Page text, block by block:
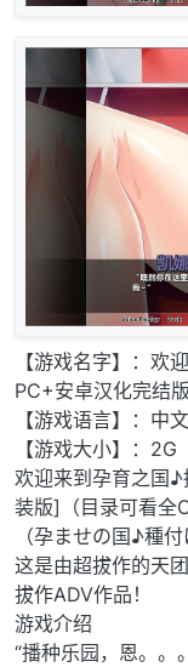
【游戏名字】：欢
PC+安卓汉化完结版
【游戏语言】：中文
【游戏大小】：2G
欢迎来到孕育之国
装版]（目录可看全
（孕ませの国♪種
这是由超拔作的天
拔作ADV作品！
游戏介绍
“播种乐园，恩。。